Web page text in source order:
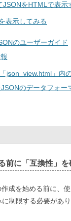
をHTMLで表示
表示してみる
のユーザーガイド
json_view.html」内
のデータフォー
前に「互換性」を
成を始める前に、
制限する必要があり